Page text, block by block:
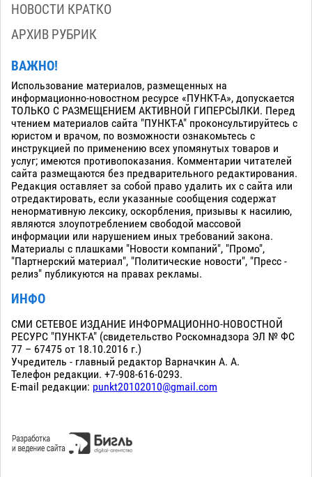
НОВОСТИ КРАТКО
АРХИВ РУБРИК
ВАЖНО!
Использование материалов, размещенных на
информационно-новостном ресурсе «ПУНКТ-А», допускается
ТОЛЬКО С РАЗМЕЩЕНИЕМ АКТИВНОЙ ГИПЕРСЫЛКИ. Перед
чтением материалов сайта "ПУНКТ-А" проконсультируйтесь с
юристом и врачом, по возможности ознакомьтесь с
инструкцией по применению всех упомянутых товаров и
услуг; имеются противопоказания. Комментарии читателей
сайта размещаются без предварительного редактирования.
Редакция оставляет за собой право удалить их с сайта или
отредактировать, если указанные сообщения содержат
ненормативную лексику, оскорбления, призывы к насилию,
являются злоупотреблением свободой массовой
информации или нарушением иных требований закона.
Материалы с плашками "Новости компаний", "Промо",
"Партнерский материал", "Политические новости", "Пресс -
релиз" публикуются на правах рекламы.
ИНФО
СМИ СЕТЕВОЕ ИЗДАНИЕ ИНФОРМАЦИОННО-НОВОСТНОЙ
РЕСУРС "ПУНКТ-А" (свидетельство Роскомнадзора ЭЛ № ФС
77 – 67475 от 18.10.2016 г.)
Учредитель - главный редактор Варначкин А. А.
Телефон редакции. +7-908-616-0293.
E-mail редакции: punkt20102010@gmail.com